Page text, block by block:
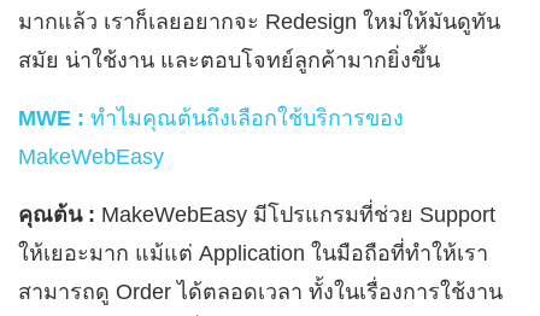
มากแล้ว เราก็เลยอยากจะ Redesign ใหม่ให้มันดูทัน
สมัย น่าใช้งาน และตอบโจทย์ลูกค้ามากยิ่งขึ้น
MWE : ทำไมคุณต้นถึงเลือกใช้บริการของ
MakeWebEasy
คุณต้น : MakeWebEasy มีโปรแกรมที่ช่วย Support
ให้เยอะมาก แม้แต่ Application ในมือถือที่ทำให้เรา
สามารถดู Order ได้ตลอดเวลา ทั้งในเรื่องการใช้งาน